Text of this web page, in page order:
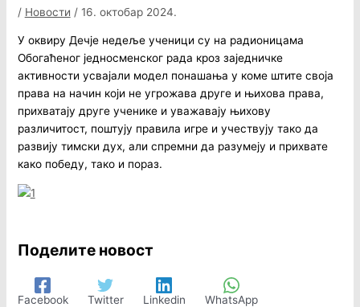
/ Новости / 16. октобар 2024.
У оквиру Дечје недеље ученици су на радионицама
Обогаћеног једносменског рада кроз заједничке
активности усвајали модел понашања у коме штите своја
права на начин који не угрожава друге и њихова права,
прихватају друге ученике и уважавају њихову
различитост, поштују правила игре и учествују тако да
развију тимски дух, али спремни да разумеју и прихвате
како победу, тако и пораз.
Поделите новост
Facebook Twitter Linkedin WhatsApp